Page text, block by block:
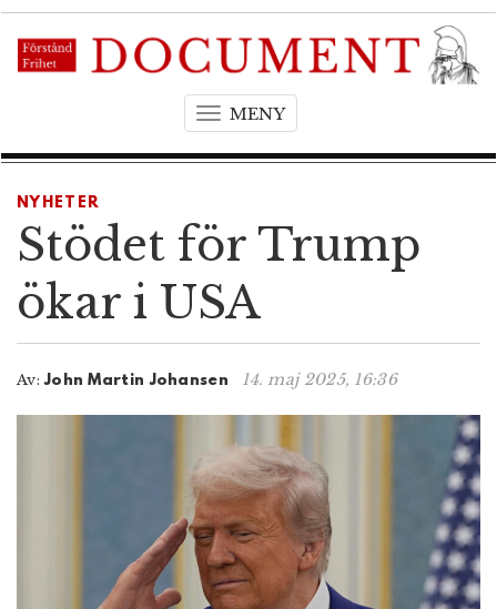
MENYT
g
l
g
i
o
n
NYHETER
Stödet för Trump
ökar i USA
Av: John Martin Johansen 14. maj 2025, 16:36